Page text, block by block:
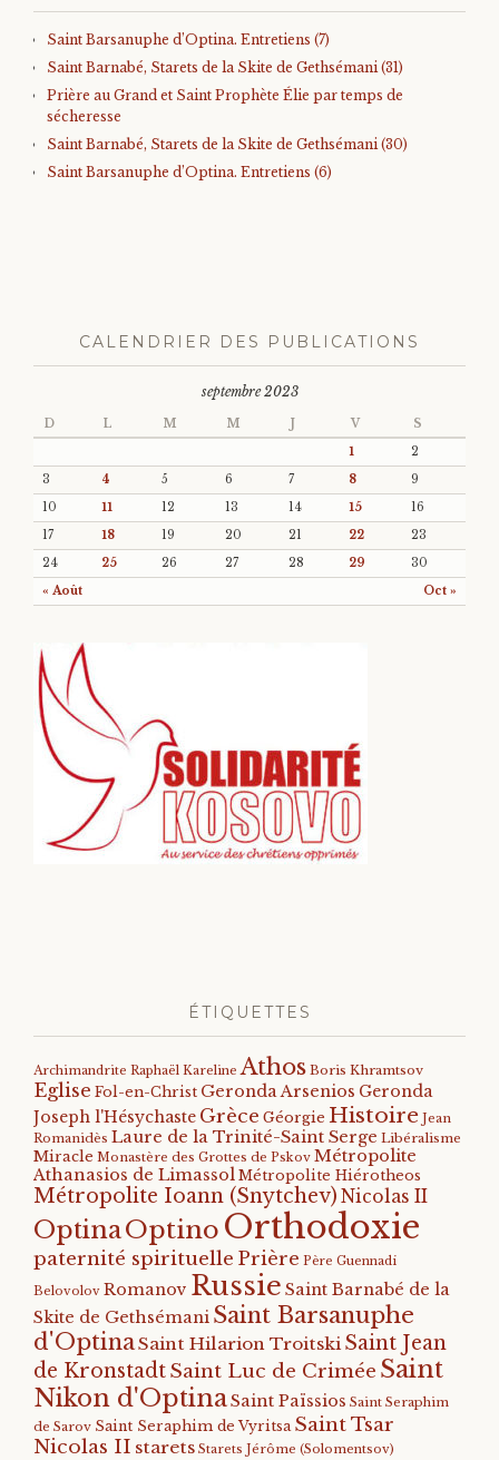
Saint Barsanuphe d’Optina. Entretiens (7)
Saint Barnabé, Starets de la Skite de Gethsémani (31)
Prière au Grand et Saint Prophète Élie par temps de
sécheresse
Saint Barnabé, Starets de la Skite de Gethsémani (30)
Saint Barsanuphe d’Optina. Entretiens (6)
CALENDRIER DES PUBLICATIONS
septembre 2023
D L M M J V S
« Août Oct »
1
2
3
4 5 6 7 8
9
10
11 12 13 14 15
16
17
18 19 20 21 22
23
24
25 26 27 28 29 30
ÉTIQUETTES
Archimandrite Raphaël Kareline Athos Boris Khramtsov
Eglise Fol-en-Christ Geronda Arsenios Geronda
Joseph l'Hésychaste Grèce Géorgie Histoire Jean
Romanidès Laure de la Trinité-Saint Serge Libéralisme
Miracle Monastère des Grottes de Pskov Métropolite
Athanasios de Limassol Métropolite Hiérotheos
Métropolite Ioann (Snytchev) Nicolas II
OptinaOptino Orthodoxie
paternité spirituelle Prière Père Guennadi
Belovolov Romanov Russie Saint Barnabé de la
Skite de Gethsémani Saint Barsanuphe
d'Optina Saint Hilarion Troitski Saint Jean
de KronstadtSaint Luc de Crimée Saint
Nikon d'OptinaSaint Païssios Saint Seraphim
de Sarov Saint Seraphim de Vyritsa Saint Tsar
Nicolas II starets Starets Jérôme (Solomentsov)